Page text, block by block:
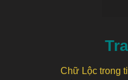
Chữ Lộc trong